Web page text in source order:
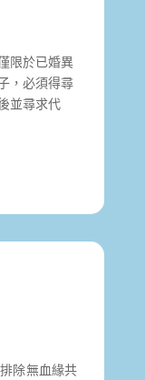
限於已婚異
，必須得尋
並尋求代
除無血緣共